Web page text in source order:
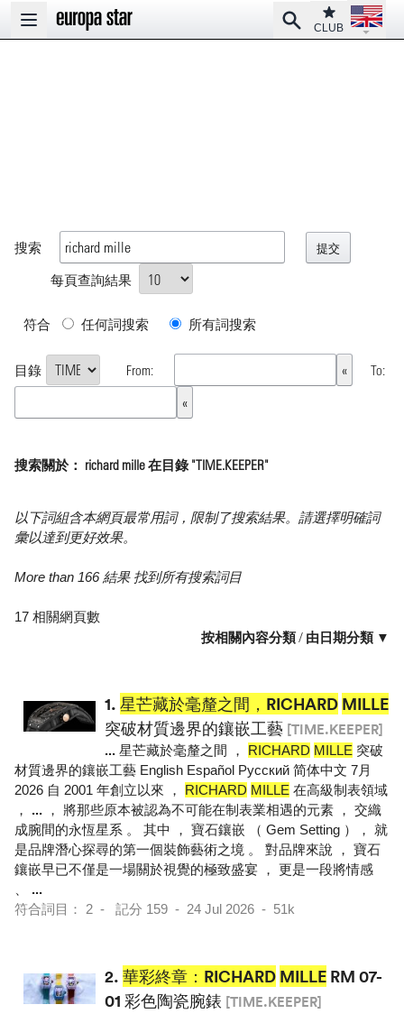
Open main menu
SearchClub
CLUB
Open
搜索
每頁查詢結果
符合 任何詞搜索 所有詞搜索
目錄 From: To:
搜索關於： richard mille 在目錄 "TIME.KEEPER"
以下詞組含本網頁最常用詞，限制了搜索結果。請選擇明確詞
彙以達到更好效果。
More than 166 結果 找到所有搜索詞目
17 相關網頁數
按相關內容分類/ 由日期分類 ▼
1. 星芒藏於毫釐之間，RICHARD MILLE
突破材質邊界的鑲嵌工藝 [TIME.KEEPER]
... 星芒藏於毫釐之間 ， RICHARD MILLE 突破
材質邊界的鑲嵌工藝 English Español Pусский 简体中文 7月
2026 自 2001 年創立以來 ， RICHARD MILLE 在高級制表領域
， ... ， 將那些原本被認為不可能在制表業相遇的元素 ， 交織
成腕間的永恆星系 。 其中 ， 寶石鑲嵌 （ Gem Setting ）， 就
是品牌潛心探尋的第一個裝飾藝術之境 。 對品牌來說 ， 寶石
鑲嵌早已不僅是一場關於視覺的極致盛宴 ， 更是一段將情感
...
符合詞目： 2 - 記分 159 - 24 Jul 2026 - 51k
2. 華彩終章：RICHARD MILLE RM 07-
01 彩色陶瓷腕錶 [TIME.KEEPER]